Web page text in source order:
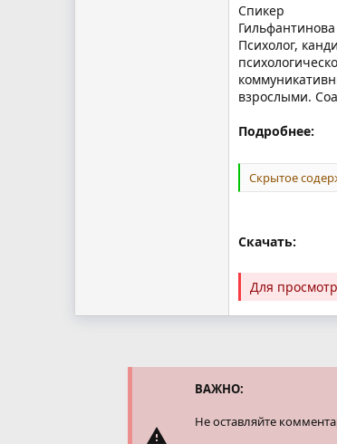
Спикер
Психолог,
взрослыми.
Подробнее:
Скрытое
Скачать:
Для
ВАЖНО:
Не оставляйте